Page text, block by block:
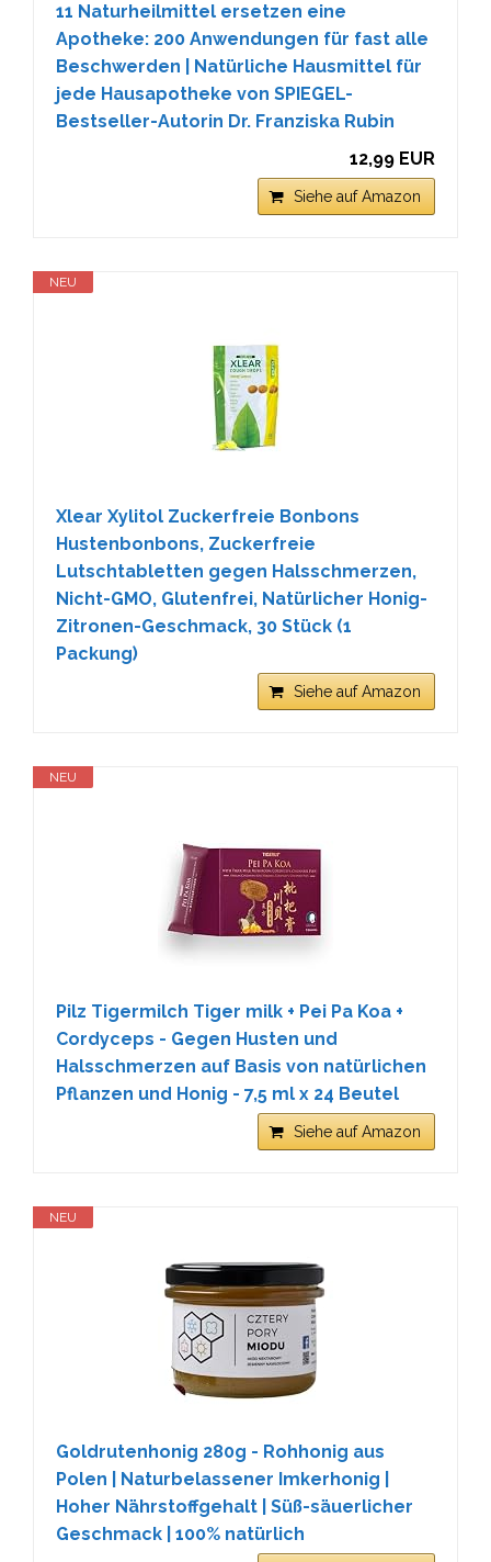
11 Naturheilmittel ersetzen eine
Apotheke: 200 Anwendungen für fast alle
Beschwerden | Natürliche Hausmittel für
jede Hausapotheke von SPIEGEL-
Bestseller-Autorin Dr. Franziska Rubin
12,99 EUR
Siehe auf Amazon
NEU
Xlear Xylitol Zuckerfreie Bonbons
Hustenbonbons, Zuckerfreie
Lutschtabletten gegen Halsschmerzen,
Nicht-GMO, Glutenfrei, Natürlicher Honig-
Zitronen-Geschmack, 30 Stück (1
Packung)
Siehe auf Amazon
NEU
Pilz Tigermilch Tiger milk + Pei Pa Koa +
Cordyceps - Gegen Husten und
Halsschmerzen auf Basis von natürlichen
Pflanzen und Honig - 7,5 ml x 24 Beutel
Siehe auf Amazon
NEU
Goldrutenhonig 280g - Rohhonig aus
Polen | Naturbelassener Imkerhonig |
Hoher Nährstoffgehalt | Süß-säuerlicher
Geschmack | 100% natürlich